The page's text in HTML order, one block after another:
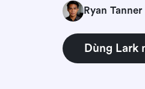
Ryan Tanner
Dùng Lark